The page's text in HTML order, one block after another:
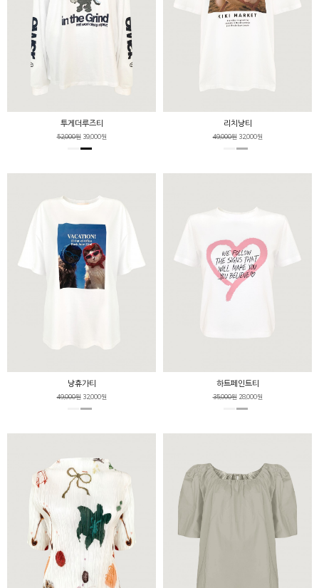
투게더루즈티
52,000원39,000원
리치냥티
49,000원32,000원
냥휴가티
49,000원32,000원
하트페인트티
35,000원28,000원